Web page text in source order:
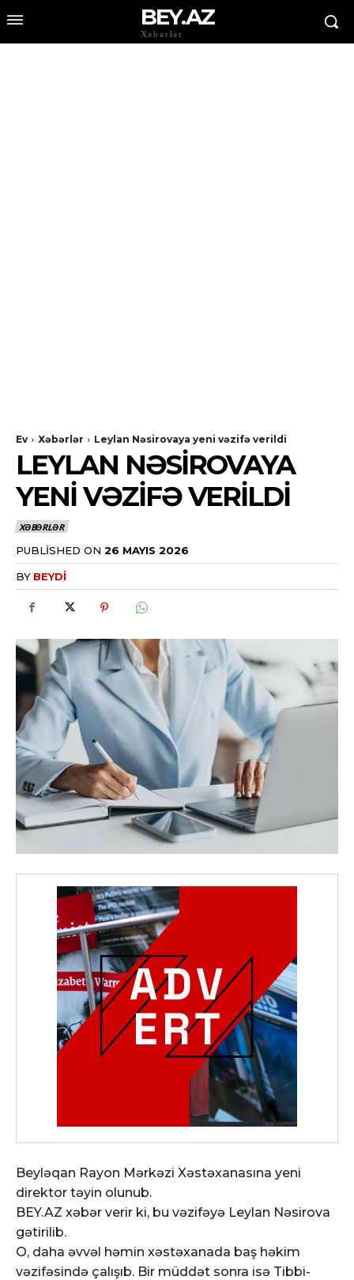
BEY.AZ
Xəbərlər
Ev Xəbərlər Leylan Nəsirovaya yeni vəzifə verildi
LEYLAN NƏSIROVAYA
YENI VƏZIFƏ VERILDI
XƏBƏRLƏR
PUBLISHED ON 26 MAYIS 2026
BY BEYDI
Beyləqan Rayon Mərkəzi Xəstəxanasına yeni
direktor təyin olunub.
BEY.AZ xəbər verir ki, bu vəzifəyə Leylan Nəsirova
gətirilib.
O, daha əvvəl həmin xəstəxanada baş həkim
vəzifəsində çalışıb. Bir müddət sonra isə Tibbi-